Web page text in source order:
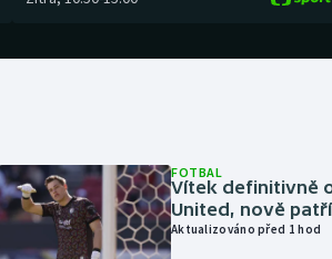
FOTBAL
Vítek definitivně
United, nově
Aktualizováno před 1 hod